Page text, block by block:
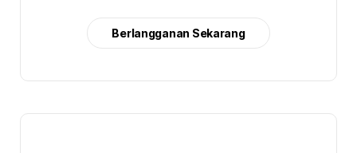
Berlangganan Sekarang